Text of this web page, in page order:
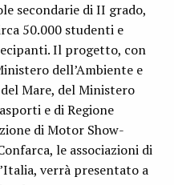
secondarie di II grado,
50.000 studenti e
Il progetto, con
dell’Ambiente e
Mare, del Ministero
e di Regione
di Motor Show-
le associazioni di
verrà presentato a